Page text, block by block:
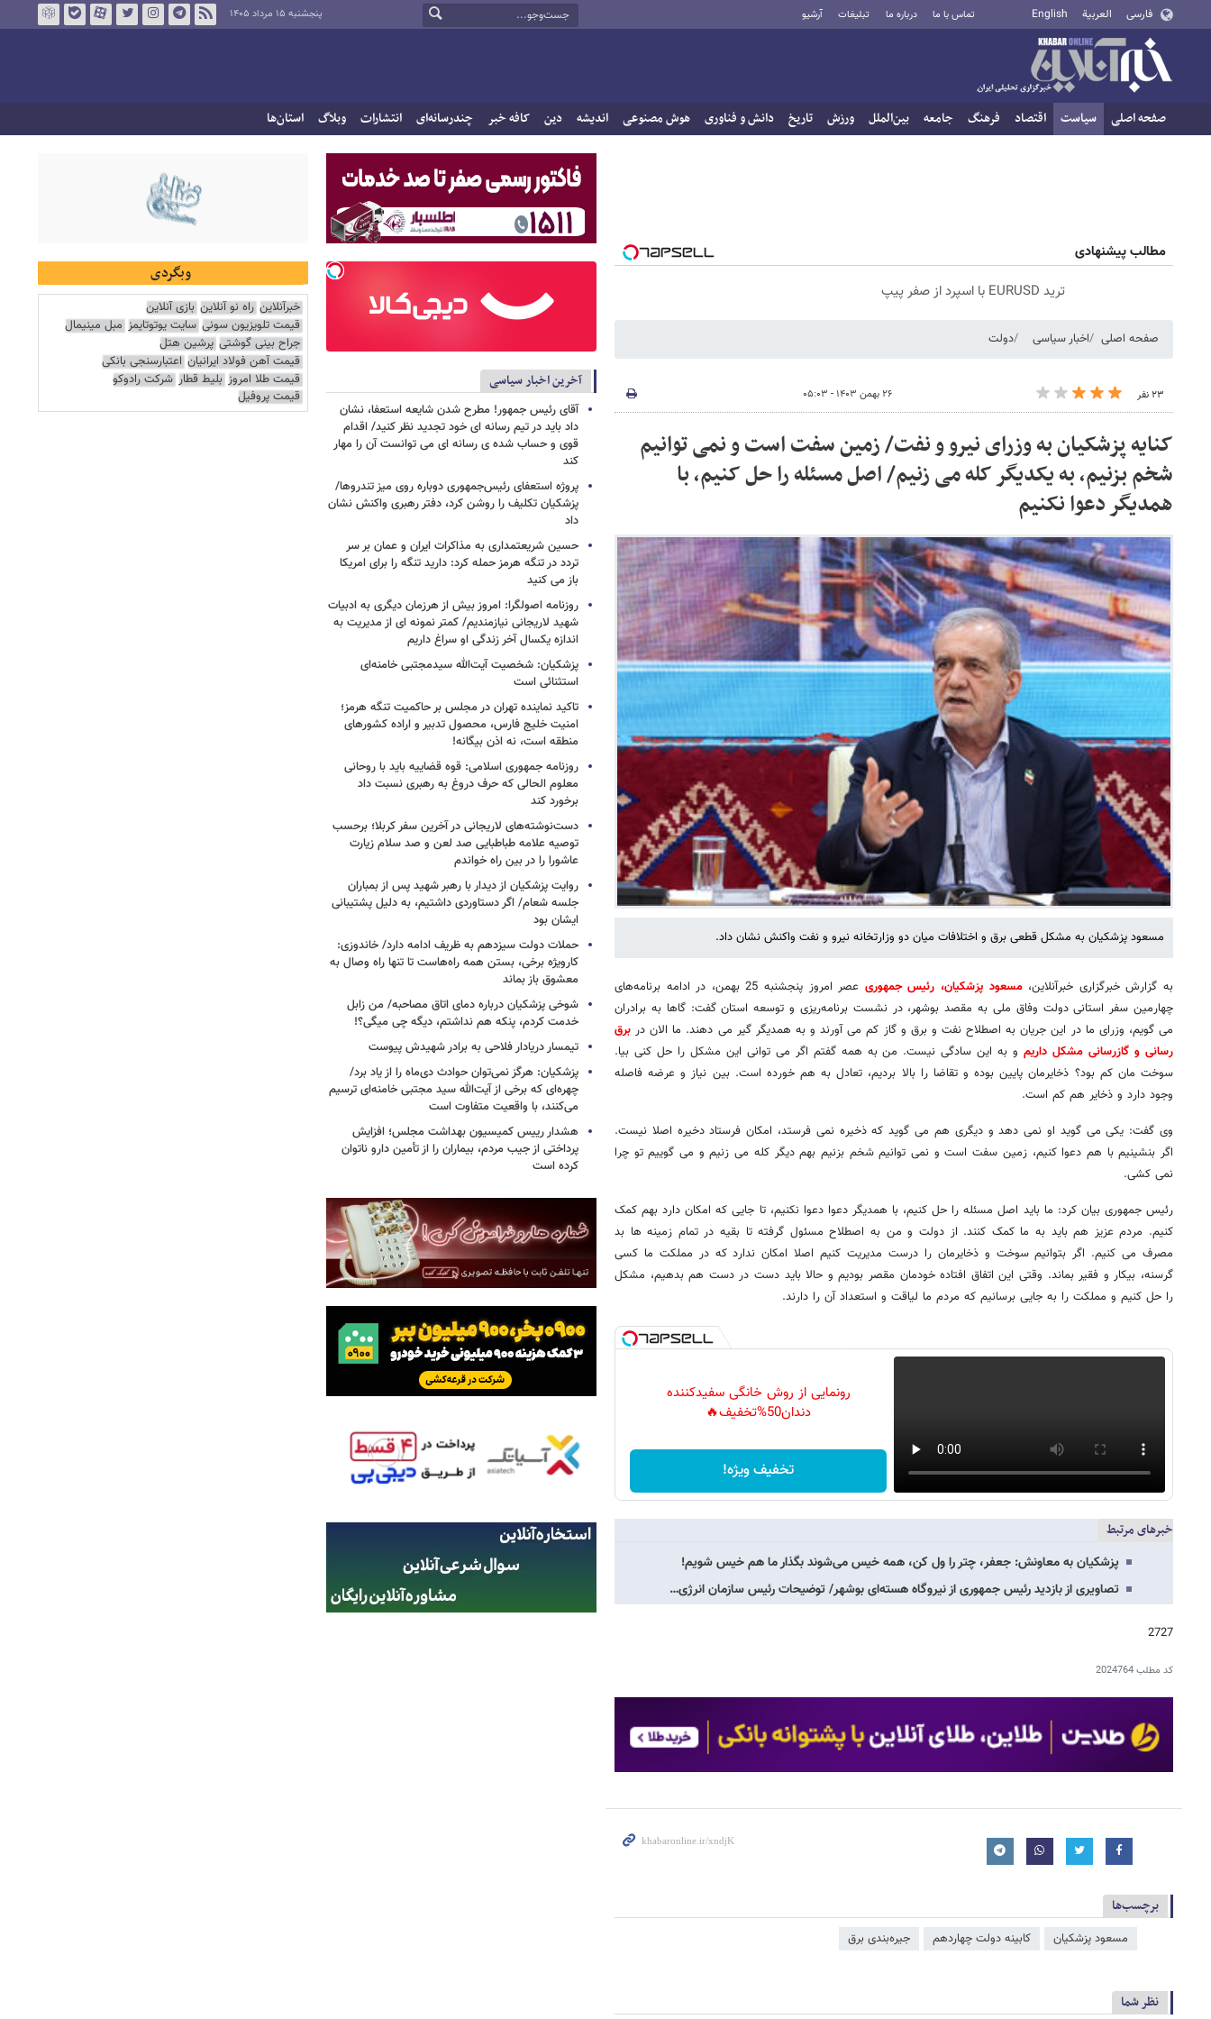
فارسی العربية English تماس با ما درباره ما تبلیغات آرشیو پنجشنبه ۱۵ مرداد ۱۴۰۵
صفحه اصلی سیاست اقتصاد فرهنگ جامعه بین‌الملل ورزش تاریخ دانش و فناوری هوش مصنوعی اندیشه دین کافه خبر چندرسانه‌ای انتشارات وبلاگ استان‌ها
مطالب پیشنهادی
ترید EURUSD با اسپرد از صفر پیپ
صفحه اصلی اخبار سیاسی دولت
۲۳ نفر ۲۶ بهمن ۱۴۰۳ - ۰۵:۰۳
کنایه پزشکیان به وزرای نیرو و نفت/ زمین سفت است و نمی توانیم
شخم بزنیم، به یکدیگر کله می زنیم/ اصل مسئله را حل کنیم، با
همدیگر دعوا نکنیم
مسعود پزشکیان به مشکل قطعی برق و اختلافات میان دو وزارتخانه نیرو و نفت واکنش نشان داد.
به گزارش خبرگزاری خبرآنلاین،مسعود پزشکیان، رئیس جمهوری
عصر امروز پنجشنبه 25 بهمن، در ادامه برنامه‌های
چهارمین سفر استانی دولت وفاق ملی به مقصد بوشهر، در نشست برنامه‌ریزی و توسعه استان گفت: گاها به برادران
می گویم، وزرای ما در این جریان به اصطلاح نفت و برق و گاز کم می آورند و به همدیگر گیر می دهند. ما الان در برق
رسانی و گازرسانی مشکل داریمو به این سادگی نیست. من به همه گفتم اگر می توانی این مشکل را حل کنی بیا.
سوخت مان کم بود؟ ذخایرمان پایین بوده و تقاضا را بالا بردیم، تعادل به هم خورده است. بین نیاز و عرضه فاصله
وجود دارد و ذخایر هم کم است.
وی گفت: یکی می گوید او نمی دهد و دیگری هم می گوید که ذخیره نمی فرستد، امکان فرستاد دخیره اصلا نیست.
اگر بنشینیم با هم دعوا کنیم، زمین سفت است و نمی توانیم شخم بزنیم بهم دیگر کله می زنیم و می گوییم تو چرا
نمی کشی.
رئیس جمهوری بیان کرد: ما باید اصل مسئله را حل کنیم، با همدیگر دعوا دعوا نکنیم، تا جایی که امکان دارد بهم کمک
کنیم. مردم عزیز هم باید به ما کمک کنند. از دولت و من به اصطلاح مسئول گرفته تا بقیه در تمام زمینه ها بد
مصرف می کنیم. اگر بتوانیم سوخت و ذخایرمان را درست مدیریت کنیم اصلا امکان ندارد که در مملکت ما کسی
گرسنه، بیکار و فقیر بماند. وقتی این اتفاق افتاده خودمان مقصر بودیم و حالا باید دست در دست هم بدهیم، مشکل
را حل کنیم و مملکت را به جایی برسانیم که مردم ما لیاقت و استعداد آن را دارند.
رونمایی از روش خانگی سفیدکننده
دندان50%تخفیف🔥
تخفیف ویژه!
خبرهای مرتبط
پزشکیان به معاونش: جعفر، چتر را ول کن، همه خیس می‌شوند بگذار ما هم خیس شویم!
تصاویری از بازدید رئیس جمهوری از نیروگاه هسته‌ای بوشهر/ توضیحات رئیس سازمان انرژی…
2727
کد مطلب2024764
برچسب‌ها
مسعود پزشکیان کابینه دولت چهاردهم جیره‌بندی برق
نظر شما
آخرین اخبار سیاسی
آقای رئیس جمهور! مطرح شدن شایعه استعفا، نشان
داد باید در تیم رسانه ای خود تجدید نظر کنید/ اقدام
قوی و حساب شده ی رسانه ای می توانست آن را مهار
کند
پروژه استعفای رئیس‌جمهوری دوباره روی میز تندروها/
پزشکیان تکلیف را روشن کرد، دفتر رهبری واکنش نشان
داد
حسین شریعتمداری به مذاکرات ایران و عمان بر سر
تردد در تنگه هرمز حمله کرد: دارید تنگه را برای امریکا
باز می کنید
روزنامه اصولگرا: امروز بیش از هرزمان دیگری به ادبیات
شهید لاریجانی نیازمندیم/ کمتر نمونه ای از مدیریت به
اندازه یکسال آخر زندگی او سراغ داریم
پزشکیان: شخصیت آیت‌الله سیدمجتبی خامنه‌ای
استثنائی است
تاکید نماینده تهران در مجلس بر حاکمیت تنگه هرمز؛
امنیت خلیج فارس، محصول تدبیر و اراده کشورهای
منطقه است، نه اذن بیگانه!
روزنامه جمهوری اسلامی: قوه قضاییه باید با روحانی
معلوم الحالی که حرف دروغ به رهبری نسبت داد
برخورد کند
دست‌نوشته‌های لاریجانی در آخرین سفر کربلا؛ برحسب
توصیه علامه طباطبایی صد لعن و صد سلام زیارت
عاشورا را در بین راه خواندم
روایت پزشکیان از دیدار با رهبر شهید پس از بمباران
جلسه شعام/ اگر دستاوردی داشتیم، به دلیل پشتیبانی
ایشان بود
حملات دولت سیزدهم به ظریف ادامه دارد/ خاندوزی:
کارویژه برخی، بستن همه راه‌هاست تا تنها راه وصال به
معشوق باز بماند
شوخی پزشکیان درباره دمای اتاق مصاحبه/ من زابل
خدمت کردم، پنکه هم نداشتم، دیگه چی میگی؟!
تیمسار دریادار فلاحی به برادر شهیدش پیوست
پزشکیان: هرگز نمی‌توان حوادث دی‌ماه را از یاد برد/
چهره‌ای که برخی از آیت‌الله سید مجتبی خامنه‌ای ترسیم
می‌کنند، با واقعیت متفاوت است
هشدار رییس کمیسیون بهداشت مجلس؛ افزایش
پرداختی از جیب مردم، بیماران را از تأمین دارو ناتوان
کرده است
وبگردی
خبرآنلاین راه نو آنلاین بازی آنلاین
قیمت تلویزیون سونی سایت یوتوتایمز مبل مینیمال
جراح بینی گوشتی پرشین هتل
قیمت آهن فولاد ایرانیان اعتبارسنجی بانکی
قیمت طلا امروز بلیط قطار شرکت رادوکو
قیمت پروفیل